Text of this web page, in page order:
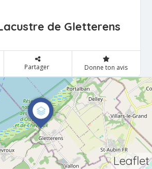
de Gletterens
Partager Donne ton avis
Leaflet